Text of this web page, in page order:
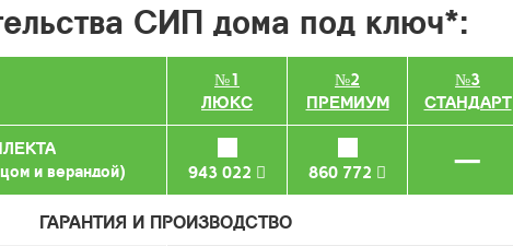
СИП дома под ключ*:
№1
ЛЮКС
№2
ПРЕМИУМ
№3
СТАНДАРТ
и верандой)
943 022 860 772 –
ГАРАНТИЯ И ПРОИЗВОДСТВО